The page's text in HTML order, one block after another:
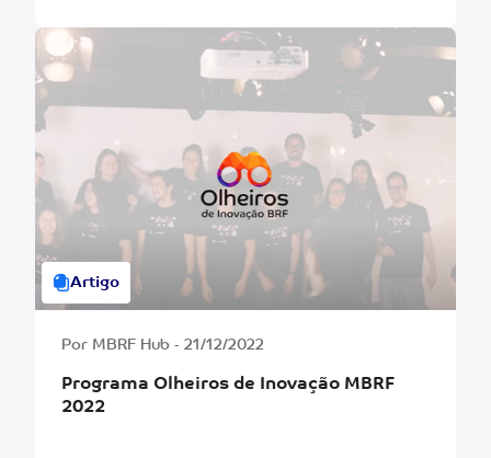
Artigo
Por MBRF Hub - 21/12/2022
Programa Olheiros de Inovação MBRF
2022